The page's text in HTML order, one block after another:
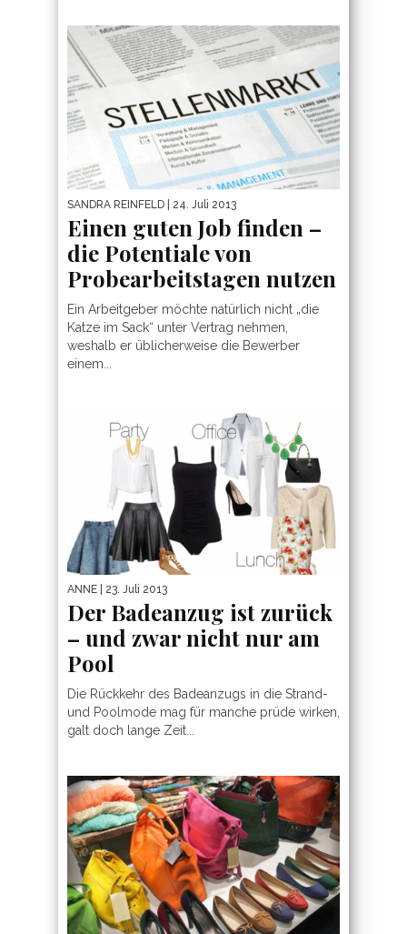
SANDRA REINFELD | 24. Juli 2013
Einen guten Job finden –
die Potentiale von
Probearbeitstagen nutzen
Ein Arbeitgeber möchte natürlich nicht „die
Katze im Sack“ unter Vertrag nehmen,
weshalb er üblicherweise die Bewerber
einem...
ANNE | 23. Juli 2013
Der Badeanzug ist zurück
– und zwar nicht nur am
Pool
Die Rückkehr des Badeanzugs in die Strand-
und Poolmode mag für manche prüde wirken,
galt doch lange Zeit...